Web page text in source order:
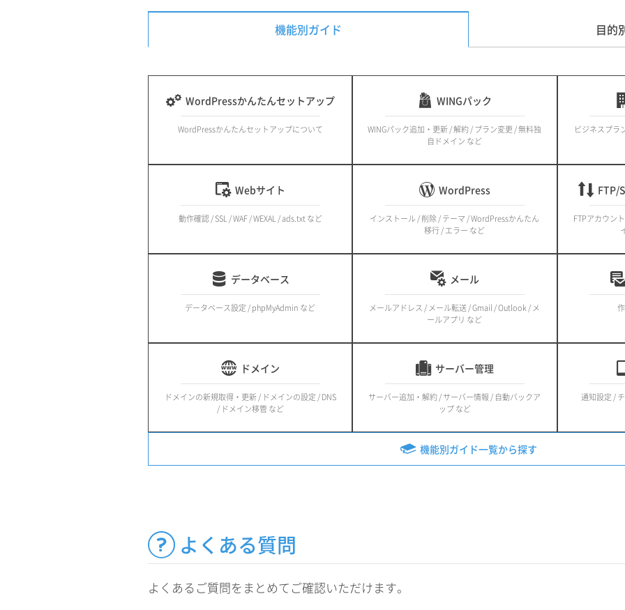
機能別ガイド 目的
WordPressかんたんセットアップ
WordPressかんたんセットアップについて
WINGパック
WINGパック追加・更新 / 解約 / プラン変更 / 無料独
自ドメイン など
ビジネスプラ
Webサイト
動作確認 / SSL / WAF / WEXAL / ads.txt など
WordPress
インストール / 削除 / テーマ / WordPressかんたん
移行 / エラー など
FTP/
FTPアカウン
データベース
データベース設定 / phpMyAdmin など
メール
メールアドレス / メール転送 / Gmail / Outlook / メ
ールアプリ など
ドメイン
ドメインの新規取得・更新 / ドメインの設定 / DNS
/ ドメイン移管 など
サーバー管理
サーバー追加・解約 / サーバー情報 / 自動バックア
ップ など
通知設定 /
機能別ガイド一覧から探す
よくある質問
よくあるご質問をまとめてご確認いただけます。